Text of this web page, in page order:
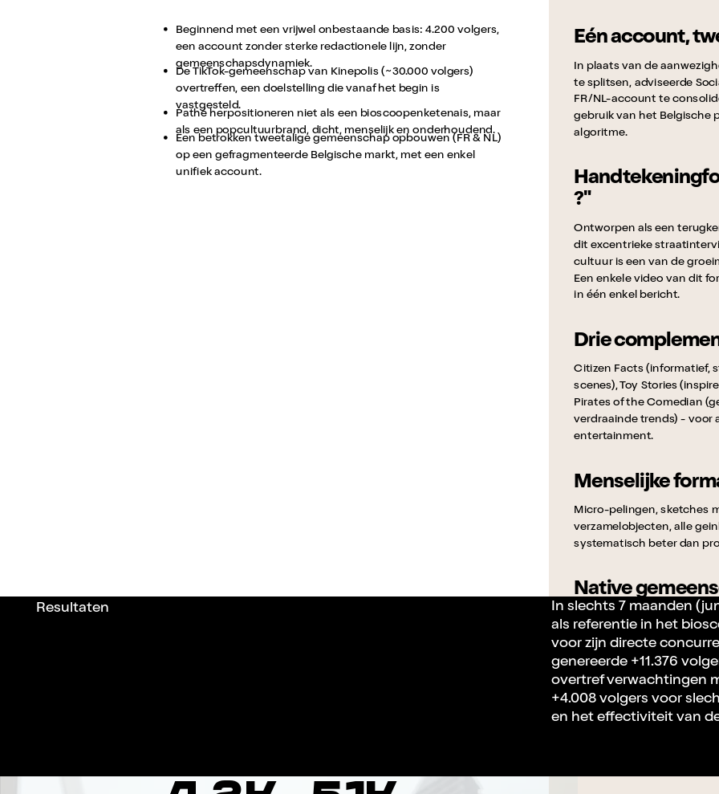
Beginnend met een vrijwel onbestaande basis: 4.200 volgers,
een account zonder sterke redactionele lijn, zonder
gemeenschapsdynamiek.
De TikTok-gemeenschap van Kinepolis (~30.000 volgers)
overtreffen, een doelstelling die vanaf het begin is
vastgesteld.
Pathé herpositioneren niet als een bioscoopenketenais, maar
als een popcultuurbrand, dicht, menselijk en onderhoudend.
Een betrokken tweetalige gemeenschap opbouwen (FR & NL)
op een gefragmenteerde Belgische markt, met een enkel
unifiek account.
Eén account,
In plaats van de
te splitsen, adviseerde
FR/NL-account te
gebruik van het Belgische
algoritme.
?"
Ontworpen als een
dit excentrieke
cultuur is een van de
Een enkele video van dit
in één enkel bericht.
Drie
Citizen Facts (informatief,
scenes), Toy Stories
Pirates of the Comedian
verdraainde trends) - voor
entertainment.
Menselijke
Micro-pelingen, sketches
verzamelobjecten, alle
systematisch beter dan
Native
Dagelijkse moderatie 5
veronderstelde nabijheid
actieve fans om te zetten.
Gerichte Spark
Vergroting van de beste
Resultaten
In slechts 7 maanden
als referentie in het
voor zijn directe
genereerde +11.376
overtref verwachtingen
+4.008 volgers voor
en het effectiviteit van